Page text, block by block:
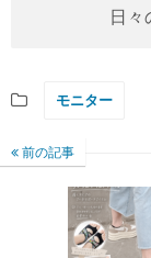
日々
モニター
前の記事